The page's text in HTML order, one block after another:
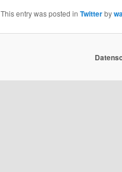
This entry was posted in Twitterby